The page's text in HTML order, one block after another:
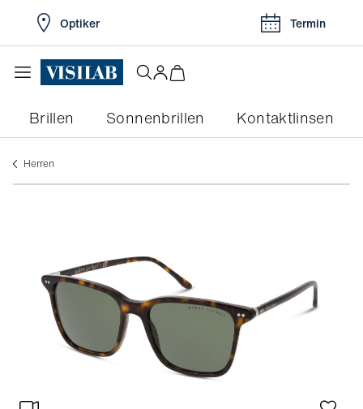
Optiker Termin
Brillen Sonnenbrillen Kontaktlinsen
herren